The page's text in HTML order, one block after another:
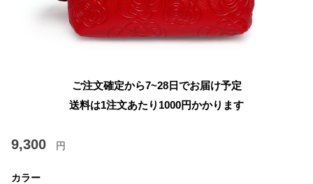
ご注文確定から7~28日でお届け予定
送料は1注文あたり 1000円かかります
9,300 円
カラー